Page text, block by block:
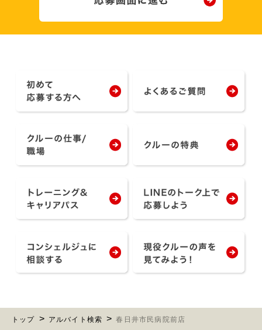
トップ アルバイト検索 春日井市民病院前店